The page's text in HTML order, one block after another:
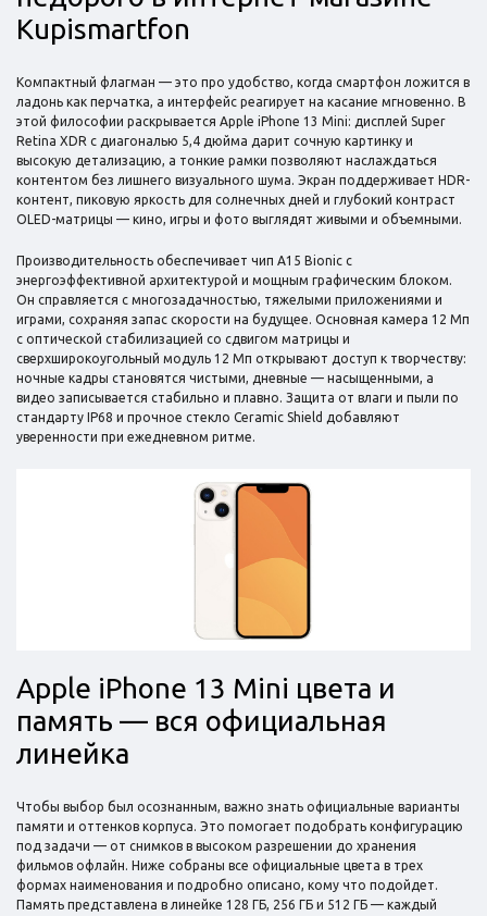
Kupismartfon
Компактный флагман — это про удобство, когда смартфон ложится в
ладонь как перчатка, а интерфейс реагирует на касание мгновенно. В
этой философии раскрывается Apple iPhone 13 Mini: дисплей Super
Retina XDR с диагональю 5,4 дюйма дарит сочную картинку и
высокую детализацию, а тонкие рамки позволяют наслаждаться
контентом без лишнего визуального шума. Экран поддерживает HDR-
контент, пиковую яркость для солнечных дней и глубокий контраст
OLED-матрицы — кино, игры и фото выглядят живыми и объемными.
Производительность обеспечивает чип A15 Bionic с
энергоэффективной архитектурой и мощным графическим блоком.
Он справляется с многозадачностью, тяжелыми приложениями и
играми, сохраняя запас скорости на будущее. Основная камера 12 Мп
с оптической стабилизацией со сдвигом матрицы и
сверхширокоугольный модуль 12 Мп открывают доступ к творчеству:
ночные кадры становятся чистыми, дневные — насыщенными, а
видео записывается стабильно и плавно. Защита от влаги и пыли по
стандарту IP68 и прочное стекло Ceramic Shield добавляют
уверенности при ежедневном ритме.
Apple iPhone 13 Mini цвета и
память — вся официальная
линейка
Чтобы выбор был осознанным, важно знать официальные варианты
памяти и оттенков корпуса. Это помогает подобрать конфигурацию
под задачи — от снимков в высоком разрешении до хранения
фильмов офлайн. Ниже собраны все официальные цвета в трех
формах наименования и подробно описано, кому что подойдет.
Память представлена в линейке 128 ГБ, 256 ГБ и 512 ГБ — каждый